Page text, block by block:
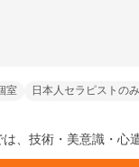
室 日本人セラピストのみ
、技術・美意識・
す。『お客様とセ